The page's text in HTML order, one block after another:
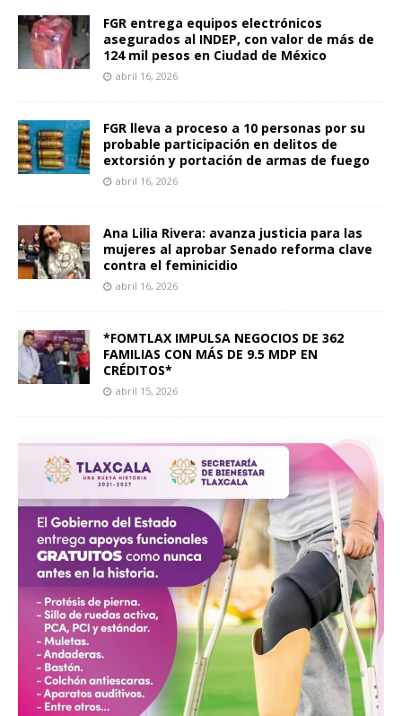
FGR entrega equipos electrónicos
asegurados al INDEP, con valor de más de
124 mil pesos en Ciudad de México
abril 16, 2026
FGR lleva a proceso a 10 personas por su
probable participación en delitos de
extorsión y portación de armas de fuego
abril 16, 2026
Ana Lilia Rivera: avanza justicia para las
mujeres al aprobar Senado reforma clave
contra el feminicidio
abril 16, 2026
*FOMTLAX IMPULSA NEGOCIOS DE 362
FAMILIAS CON MÁS DE 9.5 MDP EN
CRÉDITOS*
abril 15, 2026